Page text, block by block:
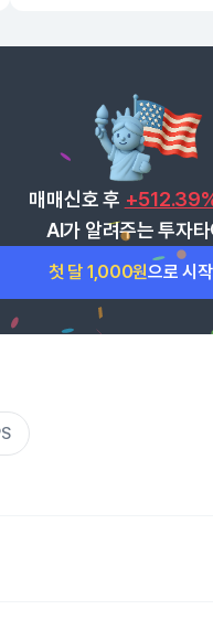
매매신호 후
AI가 알려주는 투자
첫 달 1,000원으로 시작